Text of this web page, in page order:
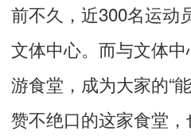
前不久，近300名运动
文体中心。而与文体
游食堂，成为大家的“
赞不绝口的这家食堂